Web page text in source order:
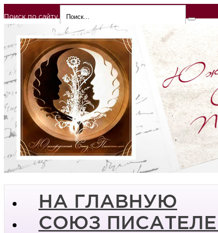
Поиск по сайту
НА ГЛАВНУЮ
СОЮЗ